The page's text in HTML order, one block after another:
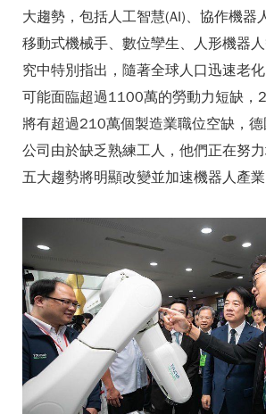
大趨勢，包括人工智慧(AI)、協作機器
移動式機械手、數位孿生、人形機器
究中特別指出，隨著全球人口迅速老
可能面臨超過1100萬的勞動力短缺，
將有超過210萬個製造業職位空缺，
公司由於缺乏熟練工人，他們正在努
五大趨勢將明顯改變並加速機器人產業